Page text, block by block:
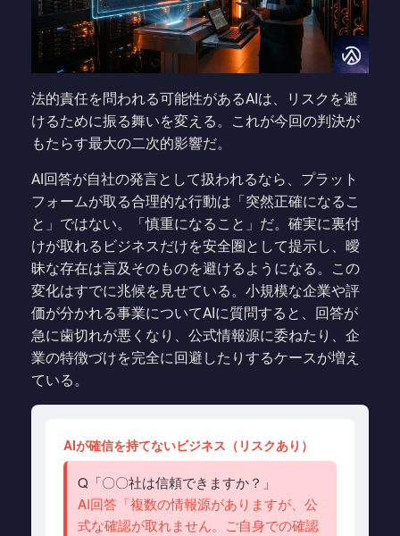
法的責任を問われる可能性があるAIは、リスクを避
けるために振る舞いを変える。これが今回の判決が
もたらす最大の二次的影響だ。
AI回答が自社の発言として扱われるなら、プラット
フォームが取る合理的な行動は「突然正確になるこ
と」ではない。「慎重になること」だ。確実に裏付
けが取れるビジネスだけを安全圏として提示し、曖
昧な存在は言及そのものを避けるようになる。この
変化はすでに兆候を見せている。小規模な企業や評
価が分かれる事業についてAIに質問すると、回答が
急に歯切れが悪くなり、公式情報源に委ねたり、企
業の特徴づけを完全に回避したりするケースが増え
ている。
AIが確信を持てないビジネス（リスクあり）
Q「〇〇社は信頼できますか？」
AI回答「複数の情報源がありますが、公
式な確認が取れません。ご自身での確認